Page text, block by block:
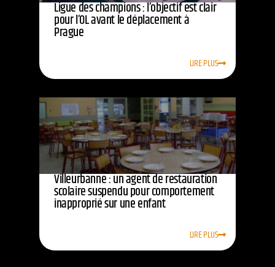
Ligue des champions : l’objectif est clair
pour l’OL avant le déplacement à
Prague
LIRE PLUS
Villeurbanne : un agent de restauration
scolaire suspendu pour comportement
inapproprié sur une enfant
LIRE PLUS